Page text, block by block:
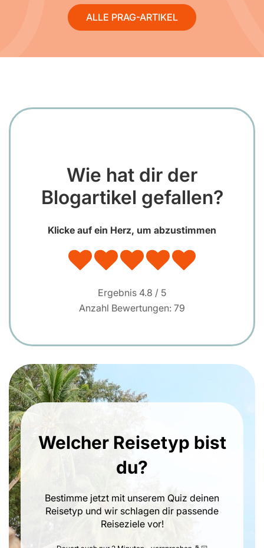
ALLE PRAG-ARTIKEL
Wie hat dir der
Blogartikel gefallen?
Klicke auf ein Herz, um abzustimmen
Ergebnis 4.8 / 5
Anzahl Bewertungen: 79
Welcher Reisetyp bist
du?
Bestimme jetzt mit unserem Quiz deinen
Reisetyp und wir schlagen dir passende
Reiseziele vor!